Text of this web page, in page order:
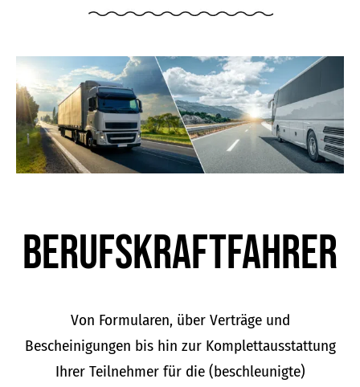
Berufskraft­fahrer
Von Formularen, über Verträge und
Bescheinigungen bis hin zur Komplettausstattung
Ihrer Teilnehmer für die (beschleunigte)